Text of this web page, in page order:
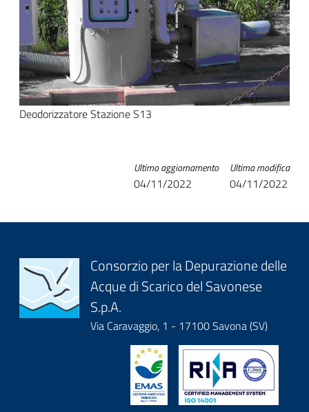
Deodorizzatore Stazione S13
Ultima modifica
04/11/2022
Ultimo aggiornamento
04/11/2022
Block
it-
block-
logoeintestazionedelsito
Consorzio per la Depurazione delle
Acque di Scarico del Savonese
S.p.A.
Via Caravaggio, 1 - 17100 Savona (SV)